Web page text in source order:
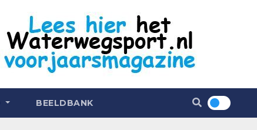
BEELDBANK